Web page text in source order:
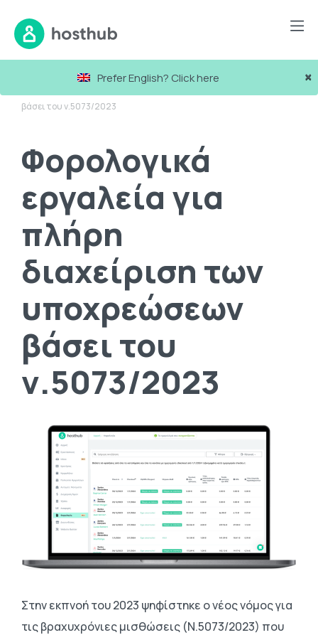
×
Prefer English? Click here
βάσει του ν.5073/2023
Φορολογικά
εργαλεία για
πλήρη
διαχείριση των
υποχρεώσεων
βάσει του
ν.5073/2023
Στην εκπνοή του 2023 ψηφίστηκε ο νέος νόμος για
τις βραχυχρόνιες μισθώσεις (Ν.5073/2023) που